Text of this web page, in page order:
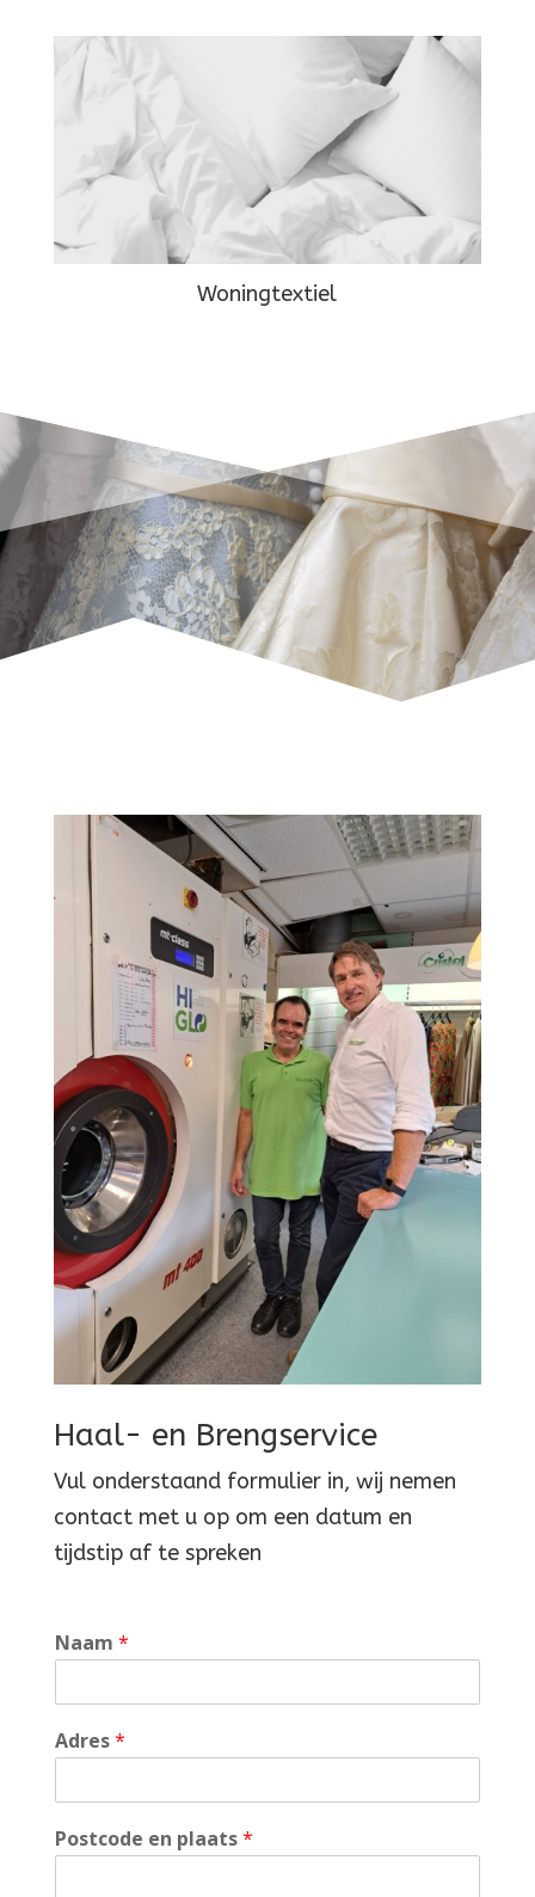
Woningtextiel
Haal- en Brengservice
Vul onderstaand formulier in, wij nemen
contact met u op om een datum en
tijdstip af te spreken
Naam *
Adres*
Postcode en plaats*